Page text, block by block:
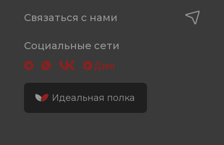
Связаться с нами
Социальные сети
Идеальная полка